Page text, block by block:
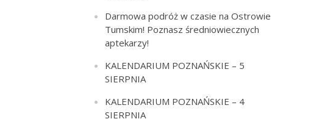
Darmowa podróż w czasie na Ostrowie
Tumskim! Poznasz średniowiecznych
aptekarzy!
KALENDARIUM POZNAŃSKIE – 5
SIERPNIA
KALENDARIUM POZNAŃSKIE – 4
SIERPNIA